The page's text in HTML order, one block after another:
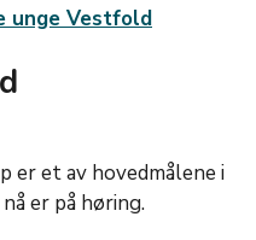
unge Vestfold
er et av hovedmålene i
er på høring.